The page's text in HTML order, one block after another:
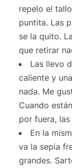
repelo el
puntita. Las
se la quito.
que retirar
Las llevo
caliente y
nada. Me
Cuando
por fuera,
En la
va la sepia
grandes.